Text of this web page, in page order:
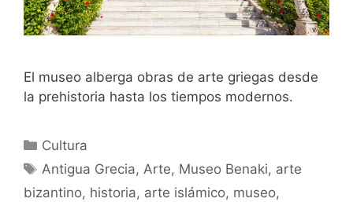
El museo alberga obras de arte griegas desde
la prehistoria hasta los tiempos modernos.
Categorías
Cultura
Etiquetas
Antigua Grecia,Arte, Museo Benaki, arte
bizantino, historia, arte islámico, museo,